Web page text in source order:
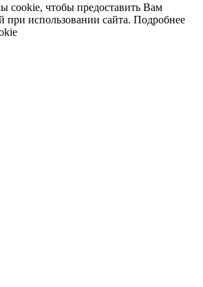
cookie, чтобы предоставить Вам
при использовании сайта. Подробнее